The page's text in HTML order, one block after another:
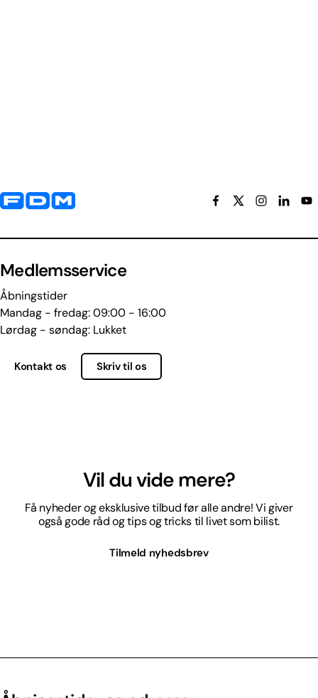
Yderligere information og kontaktoplysninger
Medlemsservice
Åbningstider
Mandag - fredag: 09:00 - 16:00
Lørdag - søndag: Lukket
Kontakt os Skriv til os
Vil du vide mere?
Få nyheder og eksklusive tilbud før alle andre! Vi giver
også gode råd og tips og tricks til livet som bilist.
Tilmeld nyhedsbrev